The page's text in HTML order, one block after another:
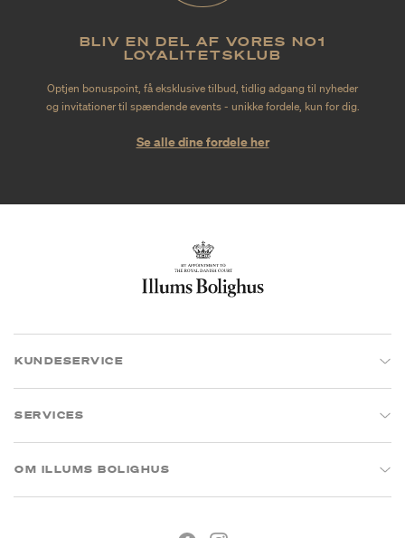
BLIV EN DEL AF VORES NO1
LOYALITETSKLUB
Optjen bonuspoint, få eksklusive tilbud, tidlig adgang til nyheder
og invitationer til spændende events - unikke fordele, kun for dig.
Se alle dine fordele her
KUNDESERVICE
SERVICES
OM ILLUMS BOLIGHUS